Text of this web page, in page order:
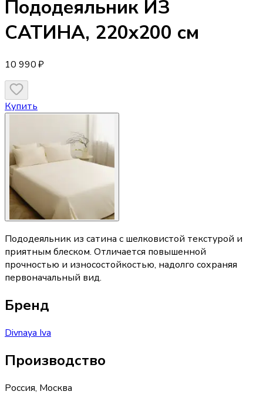
Пододеяльник ИЗ
САТИНА, 220х200 см
10 990 ₽
Купить
Пододеяльник из сатина с шелковистой текстурой и
приятным блеском. Отличается повышенной
прочностью и износостойкостью, надолго сохраняя
первоначальный вид.
Бренд
Divnaya Iva
Производство
Россия, Москва